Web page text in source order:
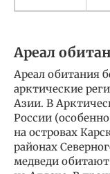
Ареал
Ареал обитания
арктические
Азии. В
России
на островах
районах
медведи